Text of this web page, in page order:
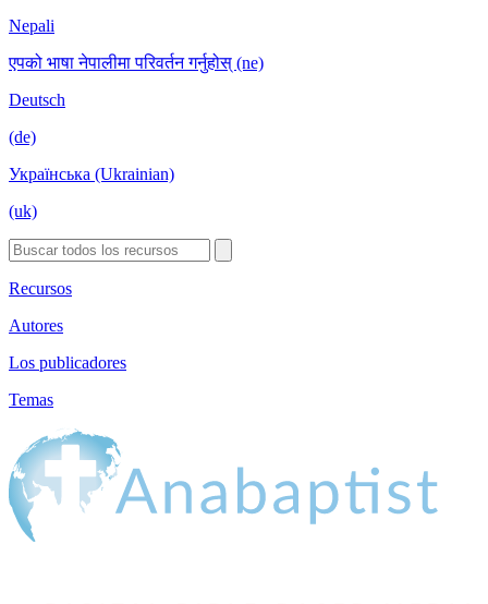
Nepali
एपको भाषा नेपालीमा परिवर्तन गर्नुहोस् (ne)
Deutsch
(de)
Українська (Ukrainian)
(uk)
Recursos
Autores
Los publicadores
Temas